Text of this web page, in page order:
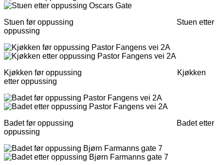
Stuen før oppussing Stuen etter
oppussing
Kjøkken før oppussing Kjøkken
etter oppussing
Badet før oppussing Badet etter
oppussing